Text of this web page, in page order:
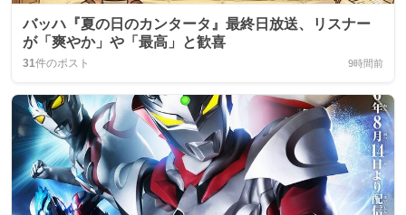
バッハ『夏の日のカンタータ』最終日放送、リスナー
が「爽やか」や「最高」と歓喜
31件のポスト 9時間前